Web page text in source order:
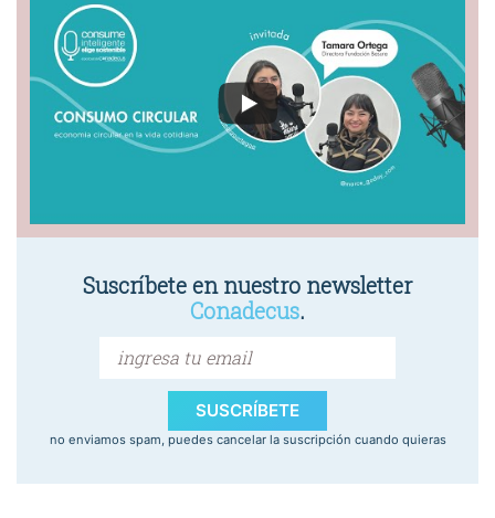
Suscríbete en nuestro newsletter
Conadecus.
SUSCRÍBETE
no enviamos spam, puedes cancelar la suscripción cuando quieras